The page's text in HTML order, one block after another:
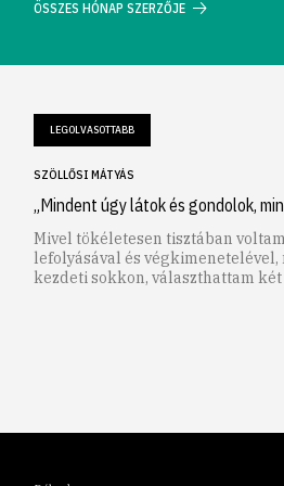
ÖSSZES HÓNAP SZERZŐJE
LEGOLVASOTTABB
SZÖLLŐSI MÁTYÁS
„Mindent úgy látok és gondolok,
Mivel tökéletesen tisztában
lefolyásával és
kezdeti sokkon, választhattam